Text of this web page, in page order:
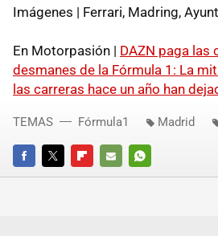
Imágenes | Ferrari, Madring,
En Motorpasión | DAZN paga las
desmanes de la Fórmula 1: La
las carreras hace un año han
FACEBOOKTWITTERFLIPBOARD
E-
WHATSAPP
TEMAS Fórmula1 Madrid